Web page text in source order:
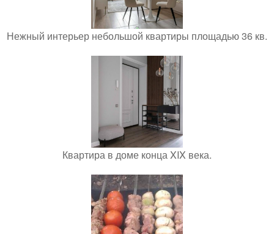
Нежный интерьер небольшой квартиры площадью 36 кв.
Квартира в доме конца XIX века.